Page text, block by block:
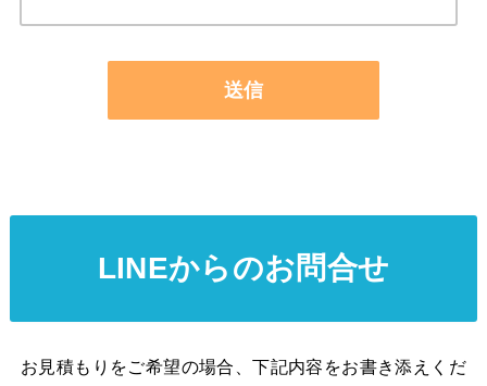
LINEからのお問合せ
お見積もりをご希望の場合、下記内容をお書き添えくだ